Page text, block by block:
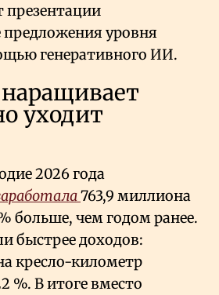
презентации
уровня
генеративного ИИ.
уходит
2026 года
763,9 миллиона
больше, чем годом ранее.
быстрее доходов:
кресло-километр
%. В итоге вместо